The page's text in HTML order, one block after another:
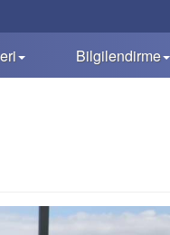
Bilgilendirme